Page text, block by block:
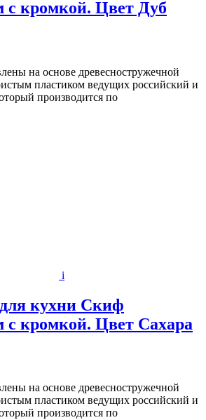
с кромкой. Цвет Дуб
на основе древесностружечной
пластиком ведущих российский и
производится по
i
кухни Скиф
с кромкой. Цвет Сахара
на основе древесностружечной
пластиком ведущих российский и
производится по